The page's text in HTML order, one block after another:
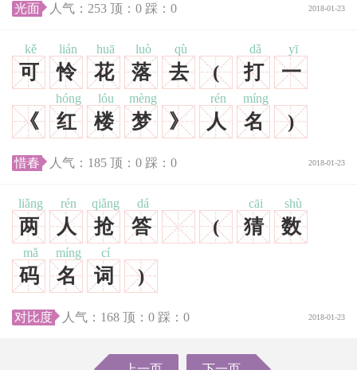
2018-01-23
光面 人气： 253 顶： 0 踩： 0
可
kě
怜
lián
花
huā
落
luò
去
qù
( 打
dǎ
一
yī
《 红
hóng
楼
lóu
梦
mèng
》 人
rén
名
míng
)
2018-01-23
惜春 人气： 185 顶： 0 踩： 0
两
liǎng
人
rén
抢
qiǎng
答
dá
( 猜
cāi
数
shù
码
mǎ
名
míng
词
cí
)
2018-01-23
对比度 人气： 168 顶： 0 踩： 0